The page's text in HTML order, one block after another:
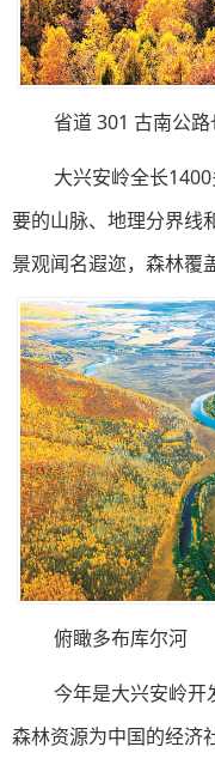
省道 301 古南公
大兴安岭全长
要的山脉、地理分界线
景观闻名遐迩，森林覆
俯瞰多布库尔河
今年是大兴安岭开
森林资源为中国的经济